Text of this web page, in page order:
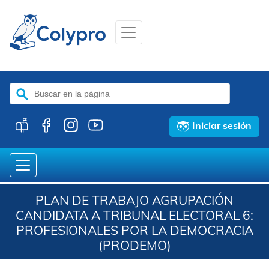
Buscar:
Iniciar sesión
PLAN DE TRABAJO AGRUPACIÓN
CANDIDATA A TRIBUNAL ELECTORAL 6:
PROFESIONALES POR LA DEMOCRACIA
(PRODEMO)